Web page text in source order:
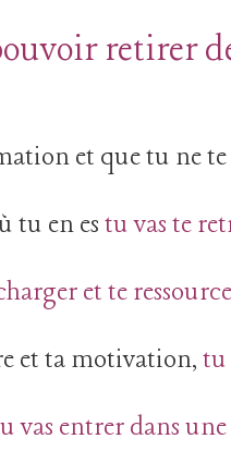
retirer
et que tu ne
tu en estu vas te
et te
et ta motivation,tu
vas entrer dans